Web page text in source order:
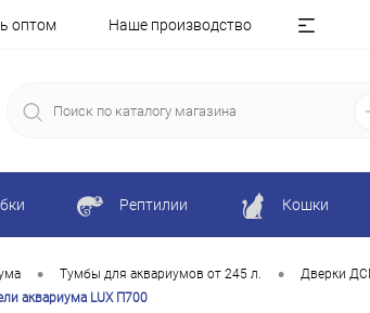
оптом Наше производство
Рептилии Кошки
• Тумбы для аквариумов от 245 л. • Дверки
аквариума LUX П700